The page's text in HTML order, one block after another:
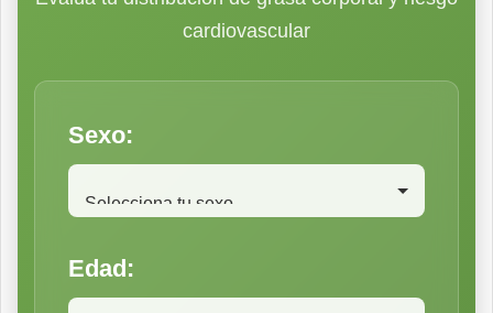
cardiovascular
Sexo:
Edad: